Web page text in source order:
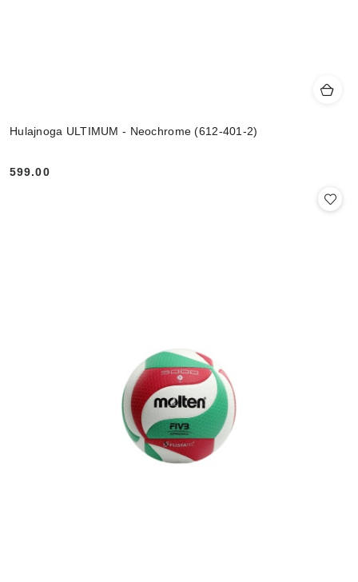
Hulajnoga ULTIMUM - Neochrome (612-401-2)
Cena:
599.00